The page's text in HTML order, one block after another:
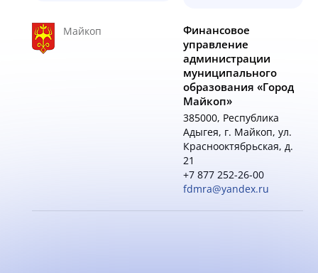
Майкоп
Финансовое
управление
администрации
муниципального
образования «Город
Майкоп»
385000, Республика
Адыгея, г. Майкоп, ул.
Краснооктябрьская, д.
21
+7 877 252-26-00
fdmra@yandex.ru